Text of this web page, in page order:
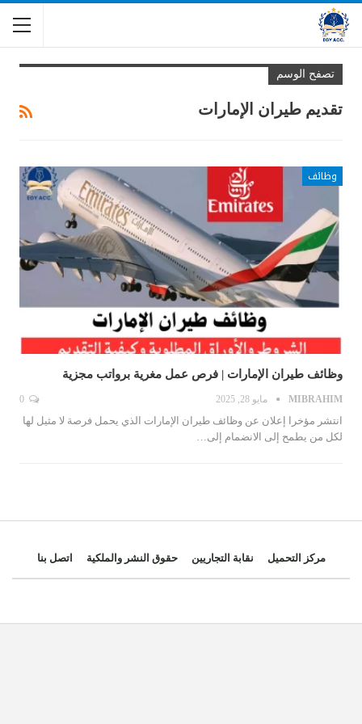
تصفح الوسم
تقديم طيران الإمارات
وظائف
وظائف طيران الإمارات | فرص عمل مغرية برواتب مجزية
MIBRAHIM مايو 28, 2025
انتشر مؤخرا إعلان عن وظائف طيران الإمارات الذي يحمل فرصة لا مثيل لها
لكل من يطمح إلى الانضمام إلى…
مركز التحميل نقابة التجاريين حقوق النشر والملكية اتصل بنا